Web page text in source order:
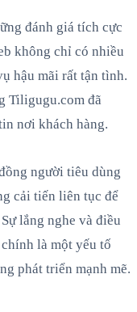
đánh giá tích cực
không chỉ có nhiều
hậu mãi rất tận tình.
Tiligugu.com đã
nơi khách hàng.
người tiêu dùng
cải tiến liên tục để
lắng nghe và điều
là một yếu tố
phát triển mạnh mẽ.